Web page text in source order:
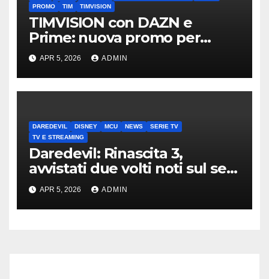
PROMO TIM TIMVISION
TIMVISION con DAZN e
Prime: nuova promo per
clienti TIM
APR 5, 2026 ADMIN
DAREDEVIL DISNEY MCU NEWS
SERIE TV
TV E STREAMING
Daredevil: Rinascita 3,
avvistati due volti noti sul set
di New York
APR 5, 2026 ADMIN